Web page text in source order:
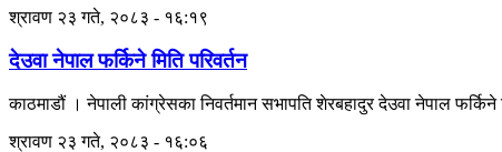
श्रावण २३ गते, २०८३ - १६:१९
देउवा नेपाल फर्किने मिति परिवर्तन
काठमाडौं । नेपाली कांग्रेसका निवर्तमान सभापति शेरबहादुर देउवा नेपाल
श्रावण २३ गते, २०८३ - १६:०६